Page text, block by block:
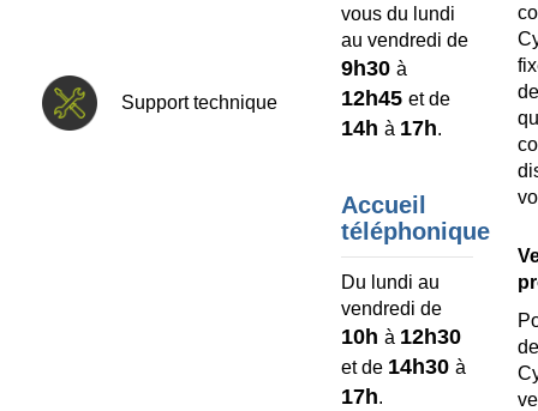
Support technique
vous du lundi
au vendredi de
9h30 à
12h45 et de
14h à 17h.
Accueil
téléphonique
Du lundi au
vendredi de
10h à 12h30
et de 14h30 à
17h.